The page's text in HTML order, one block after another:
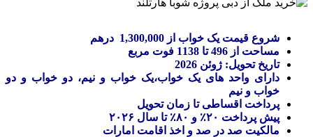
شروع قیمت یک خواب از 1,300,000 درهم
مساحت از 496 تا 1138 فوت مربع
تاریخ تحویل: ژوئن 2026
دارای واحد های یک خواب،یک خواب و نیم، دو خواب و دو
خواب و نیم
پرداخت اقساطی تا زمان تحویل
پیش پرداخت ۲۰٪ و ۸۰٪ تا سال ۲۰۲۶
مالکیت صد در صد و اخذ اقامت امارات